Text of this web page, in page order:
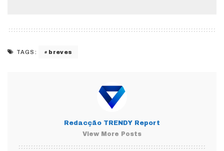
TAGS: breves
Redacção TRENDY Report
View More Posts